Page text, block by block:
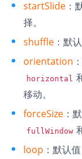
startSlide ：
择。
shuffle ：默
orientation
horizontal
移动。
forceSize ：
fullWindow
loop ：默认值